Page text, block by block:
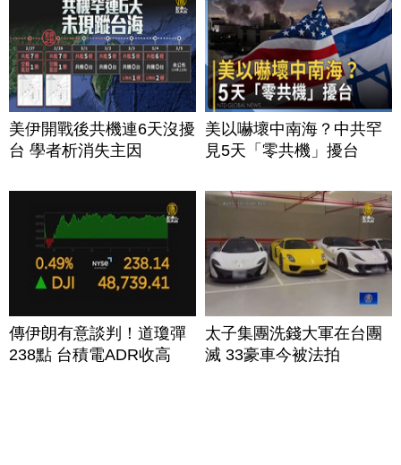
美伊開戰後共機連6天沒擾
台 學者析消失主因
美以嚇壞中南海？中共罕
見5天「零共機」擾台
傳伊朗有意談判！道瓊彈
238點 台積電ADR收高
太子集團洗錢大軍在台團
滅 33豪車今被法拍